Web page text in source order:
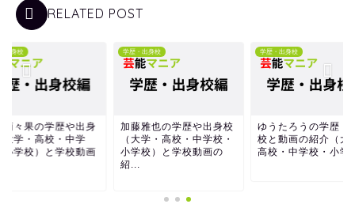
RELATED POST
出身校
萌々果の学歴や出身
大学・高校・中学
小学校）と学校動画
学歴・出身校
加藤雅也の学歴や出身校
（大学・高校・中学校・
小学校）と学校動画の
紹...
学歴・出身校
ゆうたろうの学歴・
校と動画の紹介（大
高校・中学校・小学